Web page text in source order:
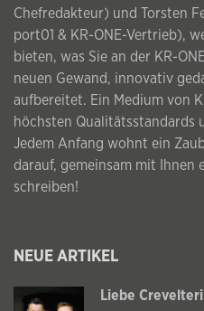
Chefredakteur) und Torsten
port01 & KR-ONE-Vertrieb),
bieten, was Sie an der KR-
neuen Gewand, innovativ
aufbereitet. Ein Medium von
höchsten Qualitätsstandards
Jedem Anfang wohnt ein
darauf, gemeinsam mit Ihnen
schreiben!
NEUE ARTIKEL
Liebe